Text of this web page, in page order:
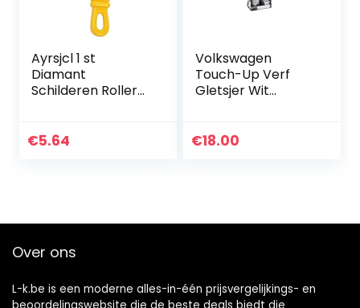
Ayrsjcl 1 st
Diamant
Schilderen Roller
Schilderen
€5.64
Volkswagen
Touch-Up Verf
Gletsjer Wit
€18.00
Over ons
L-k.be is een moderne alles-in-één prijsvergelijkings- en